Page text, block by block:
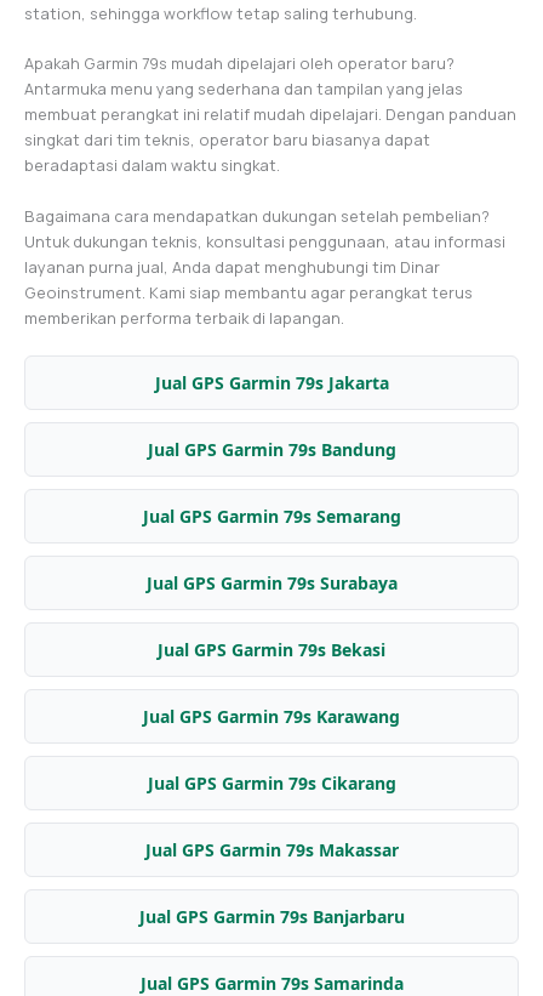
station, sehingga workflow tetap saling terhubung.
Apakah Garmin 79s mudah dipelajari oleh operator baru?
Antarmuka menu yang sederhana dan tampilan yang jelas
membuat perangkat ini relatif mudah dipelajari. Dengan panduan
singkat dari tim teknis, operator baru biasanya dapat
beradaptasi dalam waktu singkat.
Bagaimana cara mendapatkan dukungan setelah pembelian?
Untuk dukungan teknis, konsultasi penggunaan, atau informasi
layanan purna jual, Anda dapat menghubungi tim Dinar
Geoinstrument. Kami siap membantu agar perangkat terus
memberikan performa terbaik di lapangan.
Jual GPS Garmin 79s Jakarta
Jual GPS Garmin 79s Bandung
Jual GPS Garmin 79s Semarang
Jual GPS Garmin 79s Surabaya
Jual GPS Garmin 79s Bekasi
Jual GPS Garmin 79s Karawang
Jual GPS Garmin 79s Cikarang
Jual GPS Garmin 79s Makassar
Jual GPS Garmin 79s Banjarbaru
Jual GPS Garmin 79s Samarinda